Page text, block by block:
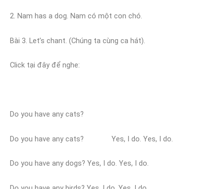
2. Nam has a dog. Nam có một con chó.
Bài 3. Let’s chant. (Chúng ta cùng ca hát).
Click tại đây để nghe:
Do you have any cats?
Do you have any cats? Yes, I do. Yes, I do.
Do you have any dogs? Yes, I do. Yes, I do.